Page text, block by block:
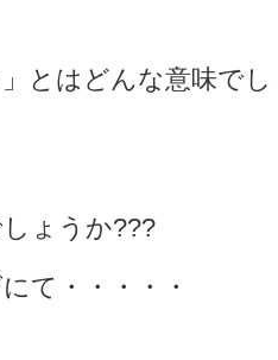
とはどんな意味で
ょうか???
て・・・・・